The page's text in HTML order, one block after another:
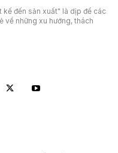
kế đến sản xuất" là dịp để các
về những xu hướng, thách